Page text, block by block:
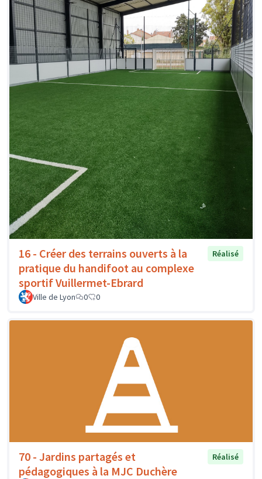
16 - Créer des terrains ouverts à la
pratique du handifoot au complexe
sportif Vuillermet-Ebrard
Réalisé
Ville de Lyon 0 0
70 - Jardins partagés et
pédagogiques à la MJC Duchère
Réalisé